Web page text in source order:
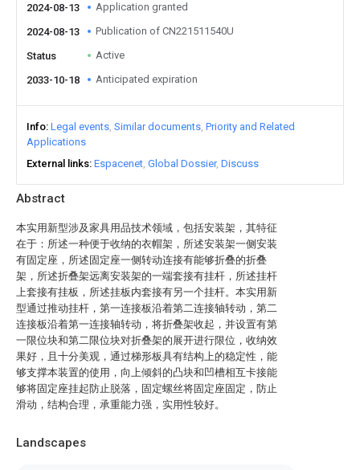
Abstract
本实用新型涉及家具用品技术领域，包括安装架，其特征
在于：所述一种便于收纳的衣帽架，所述安装架一侧安装
有固定座，所述固定座一侧转动连接有能够折叠的折叠
架，所述折叠架远离安装架的一端套接有挂杆，所述挂杆
上套接有挂板，所述挂板内套接有另一个挂杆。本实用新
型通过推动挂杆，第一连接板沿着第二连接轴转动，第二
连接板沿着第一连接轴转动，将折叠架收起，并设置有第
一限位块和第二限位块对折叠架的展开进行限位，收纳效
果好，且十分美观，通过梯形板具有结构上的稳定性，能
够支撑本装置的使用，向上倾斜的凸块和凹槽相互卡接能
够将固定座挂起防止脱落，固定螺丝将固定座固定，防止
滑动，结构合理，承重能力强，实用性较好。
Landscapes
2024-08-13 Application granted
2024-08-13 Publication of CN221511540U
Status Active
2033-10-18 Anticipated expiration
Info Legal events Similar documents Priority and Related
Applications
External links Espacenet Global Dossier Discuss